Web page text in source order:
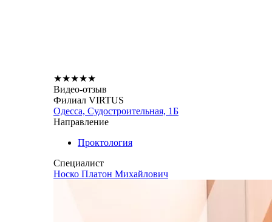
★★★★★
Видео-отзыв
Филиал VIRTUS
Одесса, Судостроительная, 1Б
Направление
Проктология
Специалист
Носко Платон Михайлович